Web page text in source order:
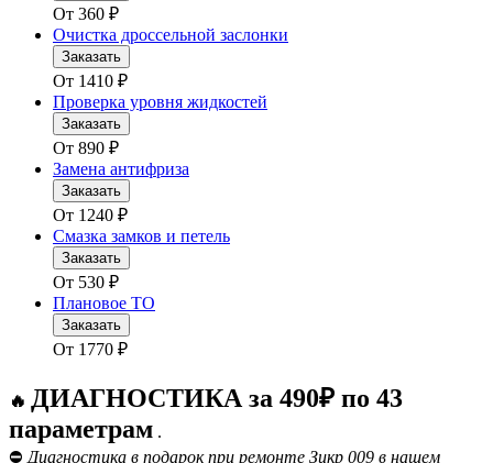
От 360 ₽
Очистка дроссельной заслонки
Заказать
От 1410 ₽
Проверка уровня жидкостей
Заказать
От 890 ₽
Замена антифриза
Заказать
От 1240 ₽
Смазка замков и петель
Заказать
От 530 ₽
Плановое ТО
Заказать
От 1770 ₽
🔥 ДИАГНОСТИКА за 490₽ по 43
параметрам .
⛔ Диагностика в подарок при ремонте Зикр 009 в нашем